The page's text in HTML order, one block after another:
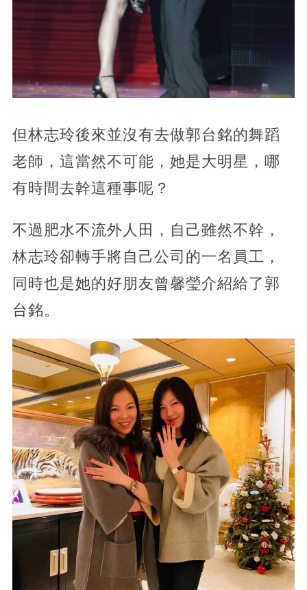
但林志玲後來並沒有去做郭台銘的舞蹈
老師，這當然不可能，她是大明星，哪
有時間去幹這種事呢？
不過肥水不流外人田，自己雖然不幹，
林志玲卻轉手將自己公司的一名員工，
同時也是她的好朋友曾馨瑩介紹給了郭
台銘。